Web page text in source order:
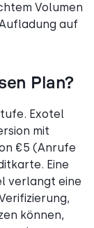
Volumen
auf
Plan?
Exotel
mit
€5 (Anrufe
Eine
verlangt eine
können,